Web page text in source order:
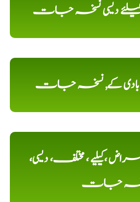
دیسی نسخہ جات
و بادی کے, نسخہ جات
،کیلیے ، مختلف، دیسی،
جات